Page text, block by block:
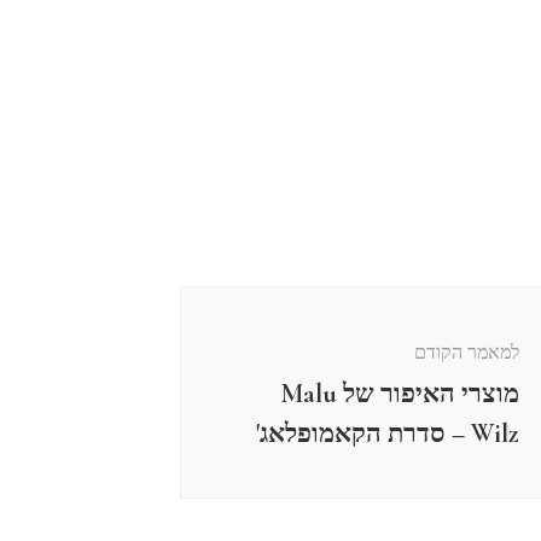
למאמר הקודם
מוצרי האיפור של Malu
Wilz – סדרת הקאמופלאג'